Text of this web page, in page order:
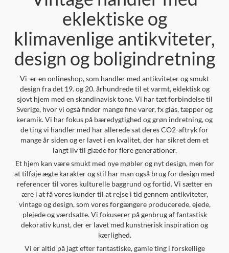
eklektiske og
klimavenlige antikviteter,
design og boligindretning
Vi er en onlineshop, som handler med antikviteter og smukt
design fra det 19. og 20. århundrede til et varmt, eklektisk og
sjovt hjem med en skandinavisk tone. Vi har tæt forbindelse til
Sverige, hvor vi også finder mange fine varer, fx glas, tæpper og
keramik. Vi har fokus på bæredygtighed og grøn indretning, og
de ting vi handler med har allerede sat deres CO2-aftryk for
mange år siden og er lavet i en kvalitet, der har sikret dem et
langt liv til glæde for flere generationer.
Et hjem kan være smukt med nye møbler og nyt design, men for
at tilføje ægte karakter og stil har man også brug for design med
referencer til vores kulturelle baggrund og fortid. Vi sætter en
ære i at få vores kunder til at rejse i tid gennem antikviteter,
vintage og design, som vores forgængere producerede, ejede,
plejede og værdsatte. Vi fokuserer på genbrug af fantastisk
dekorativ kunst, der er lavet med kunstnerisk inspiration og
kærlighed.
Vi er altid på jagt efter fantastiske, gamle ting i forskellige